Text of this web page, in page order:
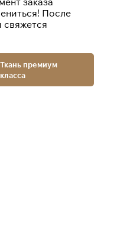
После
свяжется
Ткань премиум
класса